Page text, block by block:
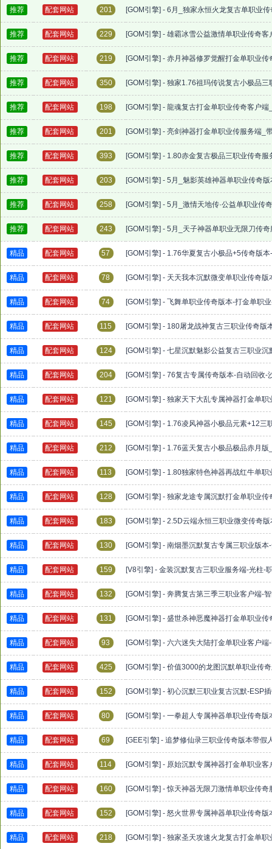
推荐 配套网站 201 [GOM引擎] - 6月_独家永恒火龙复古单职业
推荐 配套网站 229 [GOM引擎] - 雄霸冰雪公益激情单职业传奇
推荐 配套网站 219 [GOM引擎] - 赤月神器修罗觉醒打金单职业
推荐 配套网站 350 [GOM引擎] - 独家1.76祖玛传说复古小极品
推荐 配套网站 198 [GOM引擎] - 龍魂复古打金单职业传奇客户
推荐 配套网站 201 [GOM引擎] - 亮剑神器打金单职业传服务端
推荐 配套网站 393 [GOM引擎] - 1.80赤金复古极品三职业传奇
推荐 配套网站 203 [GOM引擎] - 5月_魅影英雄神器单职业传奇
推荐 配套网站 258 [GOM引擎] - 5月_激情天地传·公益单职业
推荐 配套网站 243 [GOM引擎] - 5月_天子神器单职业无限刀传
精品 配套网站 57 [GOM引擎] - 1.76华夏复古小极品+5传奇版
精品 配套网站 78 [GOM引擎] - 天天我本沉默微变单职业传奇
精品 配套网站 74 [GOM引擎] - 飞舞单职业传奇版本-打金单职
精品 配套网站 115 [GOM引擎] - 180屠龙战神复古三职业传奇版
精品 配套网站 124 [GOM引擎] - 七星沉默魅影公益复古三职业沉
精品 配套网站 204 [GOM引擎] - 76复古专属传奇版本-自动回收-
精品 配套网站 121 [GOM引擎] - 独家天下大乱专属神器打金单
精品 配套网站 145 [GOM引擎] - 1.76凌风神器小极品元素+12三
精品 配套网站 212 [GOM引擎] - 1.76蓝天复古小极品极品赤月
精品 配套网站 113 [GOM引擎] - 1.80独家特色神器再战红牛单
精品 配套网站 128 [GOM引擎] - 独家龙途专属沉默打金单职业
精品 配套网站 183 [GOM引擎] - 2.5D云端永恒三职业微变传奇
精品 配套网站 130 [GOM引擎] - 南烟墨沉默复古专属三职业版
精品 配套网站 159 [V8引擎] - 金装沉默复古三职业服务端-光柱-
精品 配套网站 132 [GOM引擎] - 奔腾复古第三季三职业客户端-
精品 配套网站 131 [GOM引擎] - 盛世杀神恶魔神器打金单职业
精品 配套网站 93 [GOM引擎] - 六六迷失大陆打金单职业客户
精品 配套网站 425 [GOM引擎] - 价值3000的龙图沉默单职业传
精品 配套网站 152 [GOM引擎] - 初心沉默三职业复古沉默-ESP
精品 配套网站 80 [GOM引擎] - 一拳超人专属神器单职业传奇
精品 配套网站 69 [GEE引擎] - 追梦修仙录三职业传奇版本带
精品 配套网站 114 [GOM引擎] - 原始沉默专属神器打金单职业
精品 配套网站 160 [GOM引擎] - 惊天神器无限刀激情单职业传
精品 配套网站 152 [GOM引擎] - 怒火世界专属神器单职业传奇
精品 配套网站 218 [GOM引擎] - 独家圣天攻速火龙复古打金单